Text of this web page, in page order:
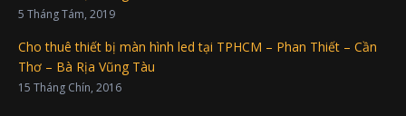
5 Tháng Tám, 2019
Cho thuê thiết bị màn hình led tại TPHCM – Phan Thiết – Cần
Thơ – Bà Rịa Vũng Tàu
15 Tháng Chín, 2016